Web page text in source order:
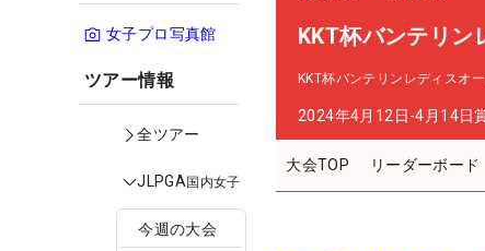
女子プロ写真館
ツアー情報
全ツアー
JLPGA国内女子
今週の大会
KKT杯バンテリン
KKT杯バンテリンレディスオ
2024年4月12日-4月14日
大会TOP リーダーボード